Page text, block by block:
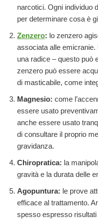
narcotici. Ogni individuo
per determinare cosa è
Zenzero: lo zenzero
associata alle
una radice – questo può
zenzero può essere
di masticabile, come
Magnesio: come
essere usato
anche essere usato
di consultare il proprio
gravidanza.
Chiropratica: la
gravità e la durata delle
Agopuntura: le prove
efficace al trattamento.
spesso espresso risultati